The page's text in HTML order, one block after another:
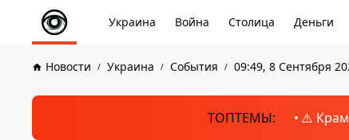
Украина Война Столица Деньги
Новости Украина События 09:49, 8 Сентября
ТОПТЕМЫ: ⚠️